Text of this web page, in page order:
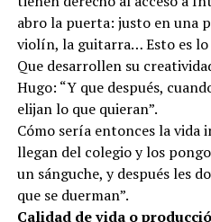
tienen derecho al acceso a
abro la puerta: justo en una
violín, la guitarra… Esto es lo
Que desarrollen su
Hugo: “Y que después,
elijan lo que quieran”.
Cómo sería entonces la vida
llegan del colegio y los
un sánguche, y después les
que se duerman”.